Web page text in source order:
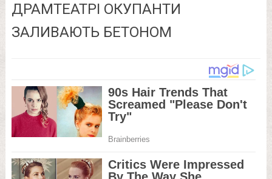
ДРАМТЕАТРІ ОКУПАНТИ
ЗАЛИВАЮТЬ БЕТОНОМ